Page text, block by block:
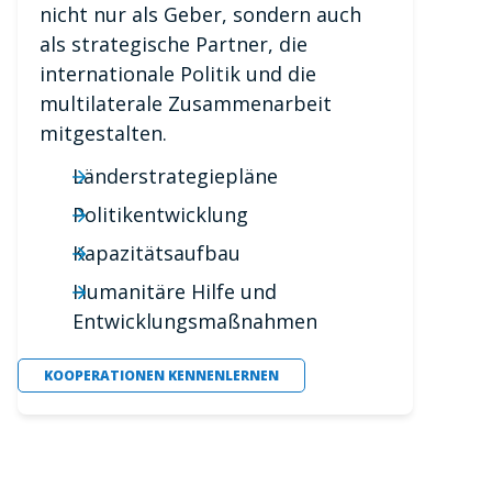
nicht nur als Geber, sondern auch
als strategische Partner, die
internationale Politik und die
multilaterale Zusammenarbeit
mitgestalten.
Länderstrategiepläne
Politikentwicklung
Kapazitätsaufbau
Humanitäre Hilfe und
Entwicklungsmaßnahmen
KOOPERATIONEN KENNENLERNEN